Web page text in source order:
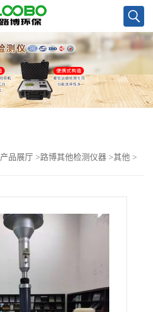
产品展厅 >路博其他检测仪器 >其他 >